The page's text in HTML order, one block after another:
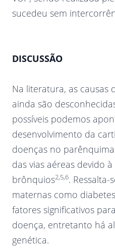
sucedeu sem
DISCUSSÃO
Na literatura, as causas
ainda são
possíveis podemos
desenvolvimento da
doenças no
das vias aéreas devido
brônquios2,5,6.
maternas como
fatores significativos
doença, entretanto há
genética.